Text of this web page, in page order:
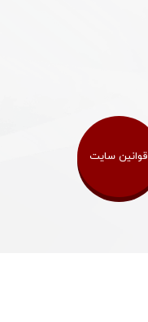
قوانین سایت